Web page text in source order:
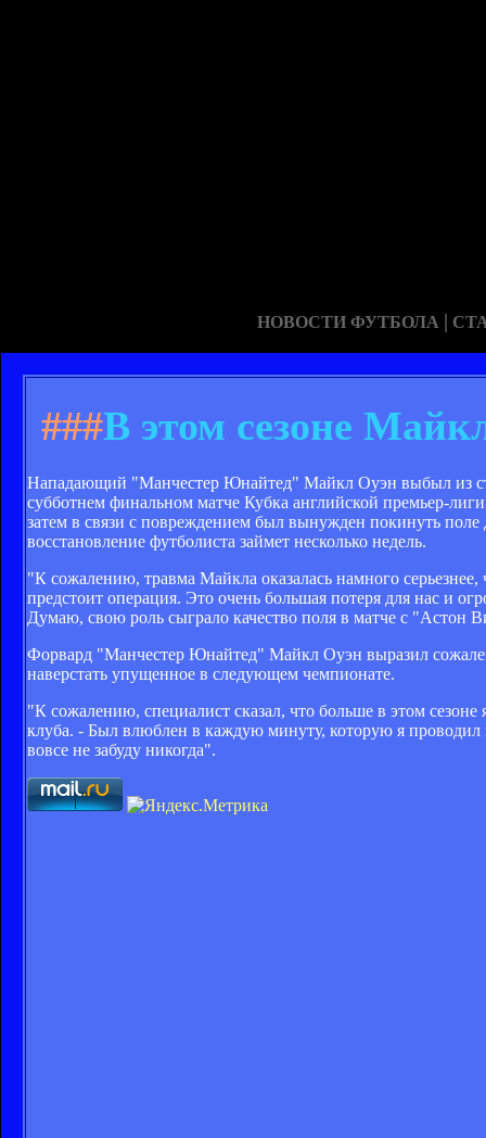
НОВОСТИ ФУТБОЛА |
###В этом сезоне
Нападающий "Манчестер Юнайтед" Майкл Оуэн выбыл из
субботнем финальном матче Кубка английской премьер-
затем в связи с повреждением был вынужден покинуть
восстановление футболиста займет несколько недель.
"К сожалению, травма Майкла оказалась намного
предстоит операция. Это очень большая потеря для нас и
Думаю, свою роль сыграло качество поля в матче с
Форвард "Манчестер Юнайтед" Майкл Оуэн выразил
наверстать упущенное в следующем чемпионате.
"К сожалению, специалист сказал, что больше в этом
клуба. - Был влюблен в каждую минуту, которую я
вовсе не забуду никогда".